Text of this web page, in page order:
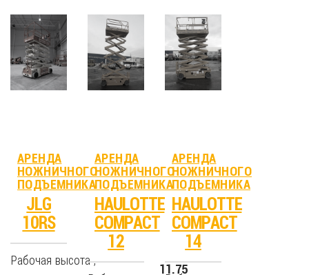
АРЕНДА
НОЖНИЧНОГО
ПОДЪЕМНИКА
JLG
10RS
Рабочая высота ,
11.75
АРЕНДА
НОЖНИЧНОГО
ПОДЪЕМНИКА
HAULOTTE
COMPACT
12
АРЕНДА
НОЖНИЧНОГО
ПОДЪЕМНИКА
HAULOTTE
COMPACT
14